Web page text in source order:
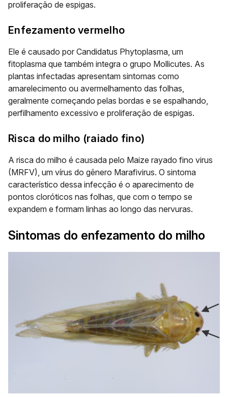
proliferação de espigas.
Enfezamento vermelho
Ele é causado por Candidatus Phytoplasma, um
fitoplasma que também integra o grupo Mollicutes. As
plantas infectadas apresentam sintomas como
amarelecimento ou avermelhamento das folhas,
geralmente começando pelas bordas e se espalhando,
perfilhamento excessivo e proliferação de espigas.
Risca do milho (raiado fino)
A risca do milho é causada pelo Maize rayado fino virus
(MRFV), um vírus do gênero Marafivirus. O sintoma
característico dessa infecção é o aparecimento de
pontos cloróticos nas folhas, que com o tempo se
expandem e formam linhas ao longo das nervuras.
Sintomas do enfezamento do milho